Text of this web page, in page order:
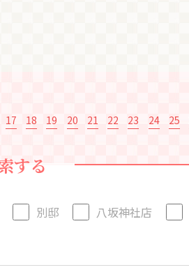
17 18 19 20 21 22 23 24 25
する
別邸 八坂神社店